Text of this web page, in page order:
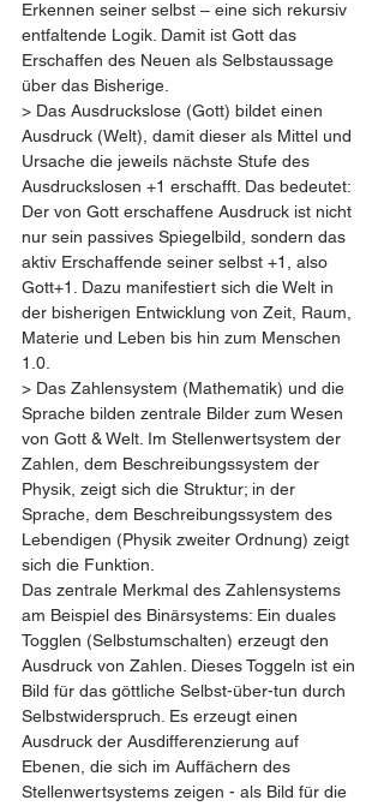
Erkennen seiner selbst – eine sich rekursiv
entfaltende Logik. Damit ist Gott das
Erschaffen des Neuen als Selbstaussage
über das Bisherige.
> Das Ausdruckslose (Gott) bildet einen
Ausdruck (Welt), damit dieser als Mittel und
Ursache die jeweils nächste Stufe des
Ausdruckslosen +1 erschafft. Das bedeutet:
Der von Gott erschaffene Ausdruck ist nicht
nur sein passives Spiegelbild, sondern das
aktiv Erschaffende seiner selbst +1, also
Gott+1. Dazu manifestiert sich die Welt in
der bisherigen Entwicklung von Zeit, Raum,
Materie und Leben bis hin zum Menschen
1.0.
> Das Zahlensystem (Mathematik) und die
Sprache bilden zentrale Bilder zum Wesen
von Gott & Welt. Im Stellenwertsystem der
Zahlen, dem Beschreibungssystem der
Physik, zeigt sich die Struktur; in der
Sprache, dem Beschreibungssystem des
Lebendigen (Physik zweiter Ordnung) zeigt
sich die Funktion.
Das zentrale Merkmal des Zahlensystems
am Beispiel des Binärsystems: Ein duales
Togglen (Selbstumschalten) erzeugt den
Ausdruck von Zahlen. Dieses Toggeln ist ein
Bild für das göttliche Selbst-über-tun durch
Selbstwiderspruch. Es erzeugt einen
Ausdruck der Ausdifferenzierung auf
Ebenen, die sich im Auffächern des
Stellenwertsystems zeigen - als Bild für die